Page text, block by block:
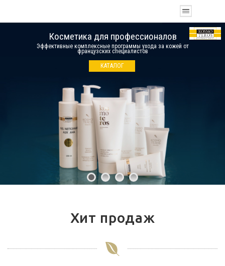
Косметика для профессионалов
Эффективные комплексные программы ухода за кожей от
французских специалистов
КАТАЛОГ
Хит продаж